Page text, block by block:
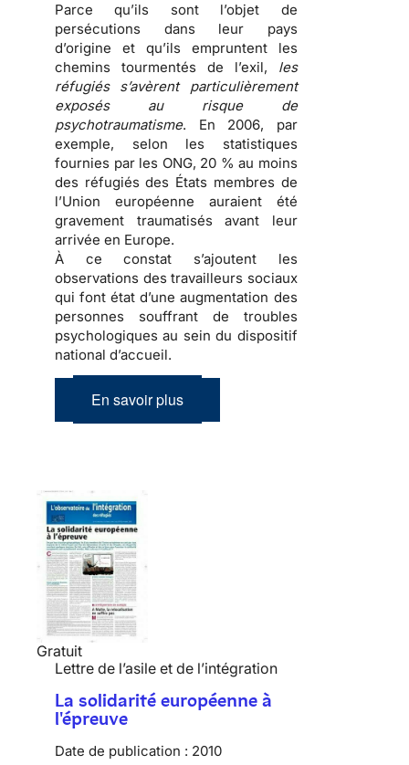
Parce qu’ils sont l’objet de
persécutions dans leur pays
d’origine et qu’ils empruntent les
chemins tourmentés de l’exil, les
réfugiés s’avèrent particulièrement
exposés au risque de
psychotraumatisme. En 2006, par
exemple, selon les statistiques
fournies par les ONG, 20 % au moins
des réfugiés des États membres de
l’Union européenne auraient été
gravement traumatisés avant leur
arrivée en Europe.
À ce constat s’ajoutent les
observations des travailleurs sociaux
qui font état d’uneaugmentation des
personnes souffrant de troubles
psychologiques au sein du dispositif
national d’accueil.
En savoir plus
Gratuit
Lettre de l’asile et de l’intégration
La solidarité européenne à
l'épreuve
Date de publication : 2010